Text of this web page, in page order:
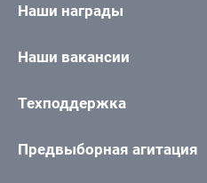
Наши награды
Наши вакансии
Техподдержка
Предвыборная агитация